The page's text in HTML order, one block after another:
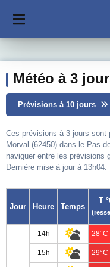
Météo à 3
Prévisions à 10 jours
Ces prévisions à 3 jours sont
Morval (62450) dans le Pas-
naviguer entre les prévisions
Dernière mise à jour à 13h04.
Jour Heure Temps
T
14h 28°C
15h 29°C